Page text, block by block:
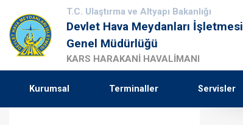
T.C. Ulaştırma ve Altyapı Bakanlığı
Devlet Hava Meydanları İşletmesi
Genel Müdürlüğü
KARS HARAKANİ HAVALİMANI
Kurumsal Terminaller Servisler